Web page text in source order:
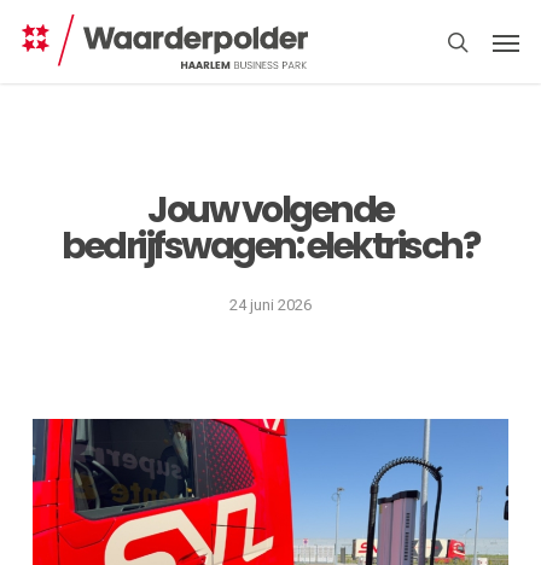
search
Jouw volgende
bedrijfswagen: elektrisch?
24 juni 2026